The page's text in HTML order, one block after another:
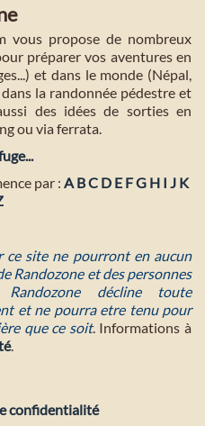
vous propose de nombreux
préparer vos aventures en
et dans le monde (Népal,
la randonnée pédestre et
des idées de sorties en
ou via ferrata.
par : A BC D E FG H I J K
ce site ne pourront en aucun
Randozone et des personnes
décline toute
et ne pourra etre tenu pour
que ce soit. Informations à
.
confidentialité